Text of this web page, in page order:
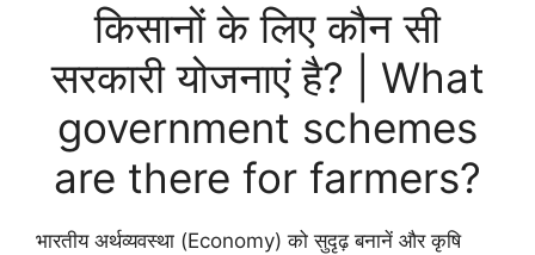
किसानों के लिए कौन सी
सरकारी योजनाएं है? | What
government schemes
are there for farmers?
भारतीय अर्थव्यवस्था (Economy) को सुदृढ़ बनानें और कृषि